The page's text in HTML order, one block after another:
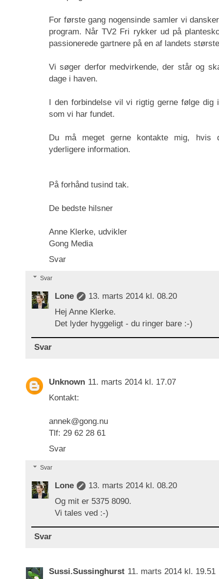
For første gang nogensinde samler vi
program. Når TV2 Fri rykker ud på
passionerede gartnere på en af landets
Vi søger derfor medvirkende, der står og
dage i haven.
I den forbindelse vil vi rigtig gerne følge dig
som vi har fundet.
Du må meget gerne kontakte mig, hvis
yderligere information.
På forhånd tusind tak.
De bedste hilsner
Anne Klerke, udvikler
Gong Media
Svar
Svar
Lone
13. marts 2014 kl. 08.20
Hej Anne Klerke.
Det lyder hyggeligt - du ringer bare :-)
Svar
Unknown 11. marts 2014 kl. 17.07
Kontakt:
annek@gong.nu
Tlf: 29 62 28 61
Svar
Svar
Lone
13. marts 2014 kl. 08.20
Og mit er 5375 8090.
Vi tales ved :-)
Svar
Sussi.Sussinghurst 11. marts 2014 kl. 19.51